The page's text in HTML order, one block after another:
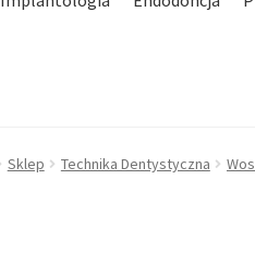
Sklep Technika Dentystyczna